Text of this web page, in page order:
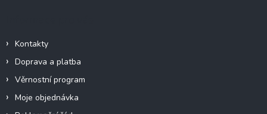
Kontakty
Doprava a platba
Věrnostní program
Moje objednávka